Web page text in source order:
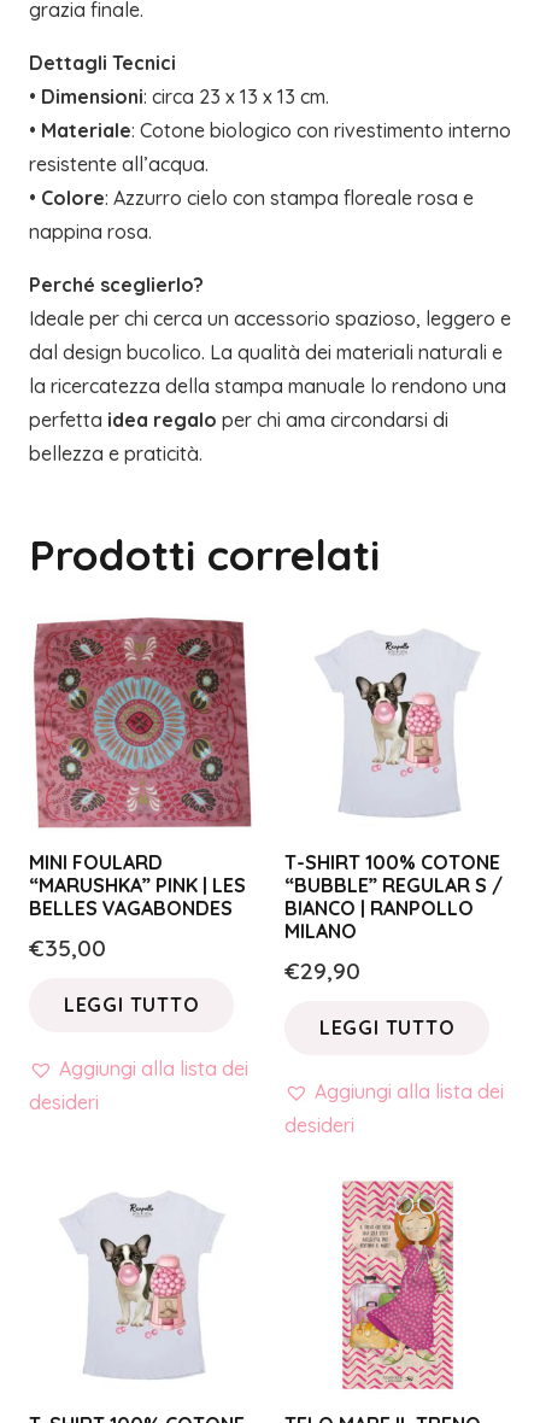
grazia finale.
Dettagli Tecnici
• Dimensioni: circa 23 x 13 x 13 cm.
• Materiale: Cotone biologico con rivestimento interno
resistente all’acqua.
• Colore: Azzurro cielo con stampa floreale rosa e
nappina rosa.
Perché sceglierlo?
Ideale per chi cerca un accessorio spazioso, leggero e
dal design bucolico. La qualità dei materiali naturali e
la ricercatezza della stampa manuale lo rendono una
perfetta idea regalo per chi ama circondarsi di
bellezza e praticità.
Prodotti correlati
MINI FOULARD
“MARUSHKA” PINK | LES
BELLES VAGABONDES
€35,00
LEGGI TUTTO
Aggiungi alla lista dei
desideri
T-SHIRT 100% COTONE
“BUBBLE” REGULAR S /
BIANCO | RANPOLLO
MILANO
€29,90
LEGGI TUTTO
Aggiungi alla lista dei
desideri